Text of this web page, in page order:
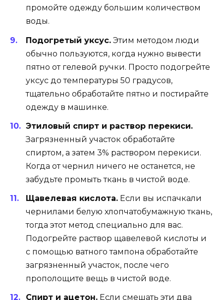
промойте одежду большим количеством
воды.
Подогретый уксус. Этим методом люди
обычно пользуются, когда нужно вывести
пятно от гелевой ручки. Просто подогрейте
уксус до температуры 50 градусов,
тщательно обработайте пятно и постирайте
одежду в машинке.
Этиловый спирт и раствор перекиси.
Загрязненный участок обработайте
спиртом, а затем 3% раствором перекиси.
Когда от чернил ничего не останется, не
забудьте промыть ткань в чистой воде.
Щавелевая кислота. Если вы испачкали
чернилами белую хлопчатобумажную ткань,
тогда этот метод специально для вас.
Подогрейте раствор щавелевой кислоты и
с помощью ватного тампона обработайте
загрязненный участок, после чего
прополощите вещь в чистой воде.
Спирт и ацетон. Если смешать эти два